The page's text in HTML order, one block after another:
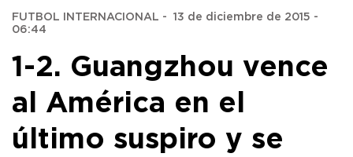
FUTBOL INTERNACIONAL - 13 de diciembre de 2015 -
06:44
1-2. Guangzhou vence
al América en el
último suspiro y se